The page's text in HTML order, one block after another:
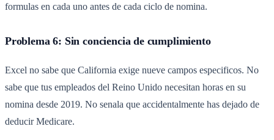
formulas en cada uno antes de cada ciclo de nomina.
Problema 6: Sin conciencia de cumplimiento
Excel no sabe que California exige nueve campos especificos. No
sabe que tus empleados del Reino Unido necesitan horas en su
nomina desde 2019. No senala que accidentalmente has dejado de
deducir Medicare.